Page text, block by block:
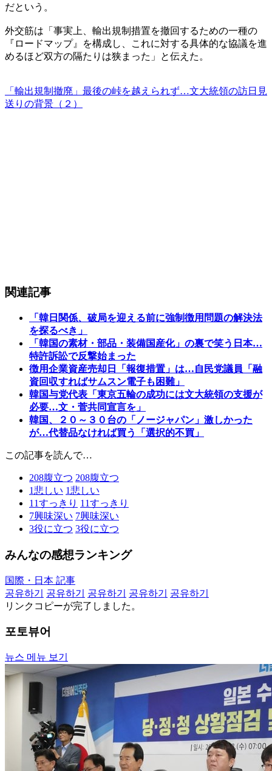
だという。
外交筋は「事実上、輸出規制措置を撤回するための一種の
『ロードマップ』を構成し、これに対する具体的な協議を進
めるほど双方の隔たりは狭まった」と伝えた。
「輸出規制撤廃」最後の峠を越えられず…文大統領の訪日見
送りの背景（２）
関連記事
「韓日関係、破局を迎える前に強制徴用問題の解決法
を探るべき」
「韓国の素材・部品・装備国産化」の裏で笑う日本…
特許訴訟で反撃始まった
徴用企業資産売却日「報復措置」は…自民党議員「融
資回収すればサムスン電子も困難」
韓国与党代表「東京五輪の成功には文大統領の支援が
必要…文・菅共同宣言を」
韓国、２０～３０台の「ノージャパン」激しかった
が…代替品なければ買う「選択的不買」
この記事を読んで…
208腹立つ 208腹立つ
1悲しい 1悲しい
11すっきり 11すっきり
7興味深い 7興味深い
3役に立つ 3役に立つ
みんなの感想ランキング
国際・日本 記事
공유하기
공유하기 공유하기 공유하기
공유하기
リンクコピーが完了しました。
포토뷰어
뉴스 메뉴 보기